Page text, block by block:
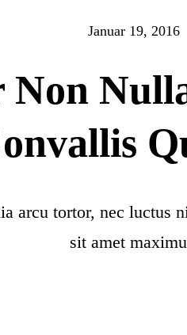
Januar 19, 2016
arcu tortor, nec luctus
sit amet